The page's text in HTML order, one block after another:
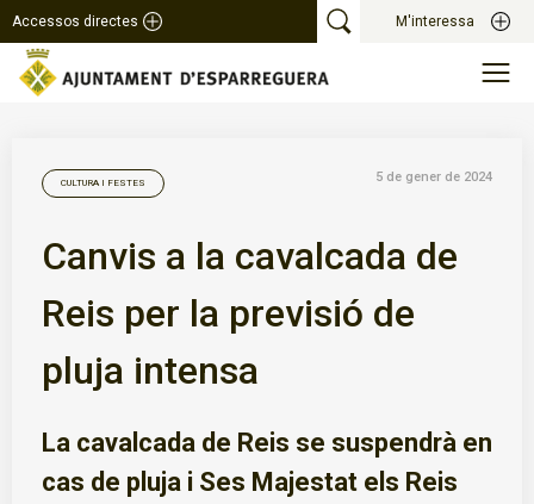
Accessos directes M'interessa
CULTURA I FESTES 5 de gener de 2024
Canvis a la cavalcada de
Reis per la previsió de
pluja intensa
La cavalcada de Reis se suspendrà en
cas de pluja i Ses Majestat els Reis